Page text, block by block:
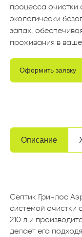
процесса очистки
экологически
запах,
проживания в
Оформить заявку
Описание
Септик Гринлос
системой очистки
210 л и
делает его